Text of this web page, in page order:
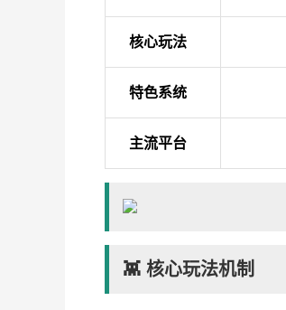
核心玩法
特色系统
主流平台
👾 核心玩法机制